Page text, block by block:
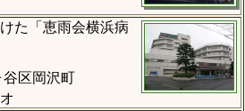
た「恵雨会横浜病
区岡沢町